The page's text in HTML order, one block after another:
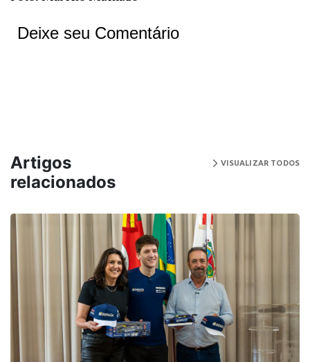
Deixe seu Comentário
Artigos
relacionados
VISUALIZAR TODOS